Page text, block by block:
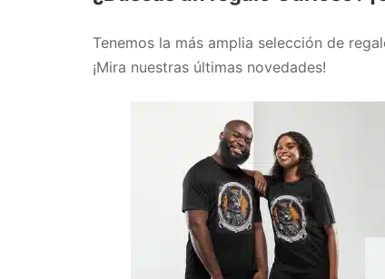
Tenemos la más amplia selección de
¡Mira nuestras últimas novedades!